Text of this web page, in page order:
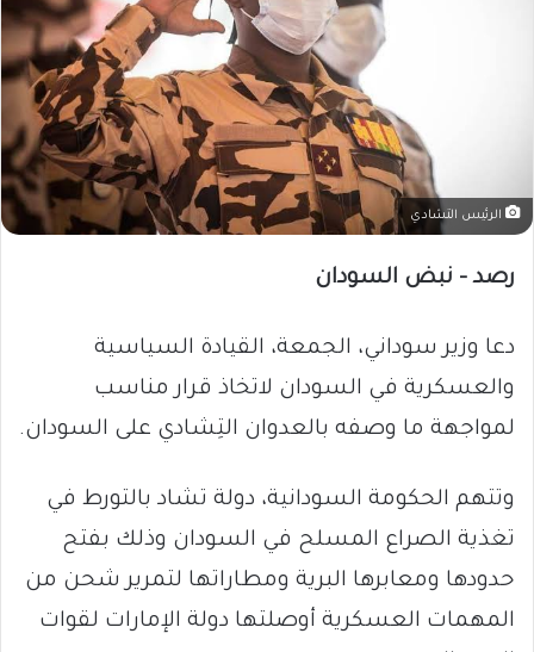
الرئيس التشادي
رصد – نبض السودان
دعا وزير سوداني، الجمعة، القيادة السياسية
والعسكرية في السودان لاتخاذ قرار مناسب
لمواجهة ما وصفه بالعدوان التِشادي على السودان.
وتتهم الحكومة السودانية، دولة تشاد بالتورط في
تغذية الصراع المسلح في السودان وذلك بفتح
حدودها ومعابرها البرية ومطاراتها لتمرير شحن من
المهمات العسكرية أوصلتها دولة الإمارات لقوات